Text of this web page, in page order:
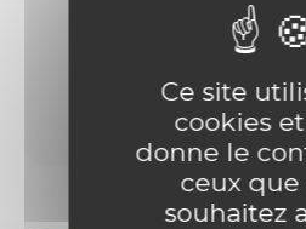
Ce site
cookies
donne le
ceux que
souhaitez